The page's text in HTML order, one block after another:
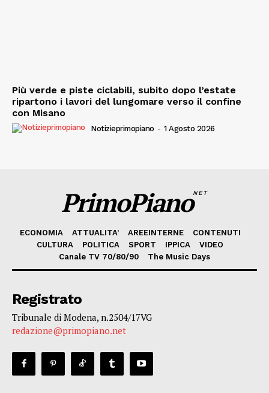
Più verde e piste ciclabili, subito dopo l’estate
ripartono i lavori del lungomare verso il confine
con Misano
Notizieprimopiano - 1 Agosto 2026
PrimoPianoNET
ECONOMIA ATTUALITA’ AREEINTERNE
CONTENUTI
CULTURA
POLITICA SPORT IPPICA
VIDEO
Canale TV 70/80/90
The Music Days
Registrato
Tribunale di Modena, n.2504/17VG
redazione@primopiano.net